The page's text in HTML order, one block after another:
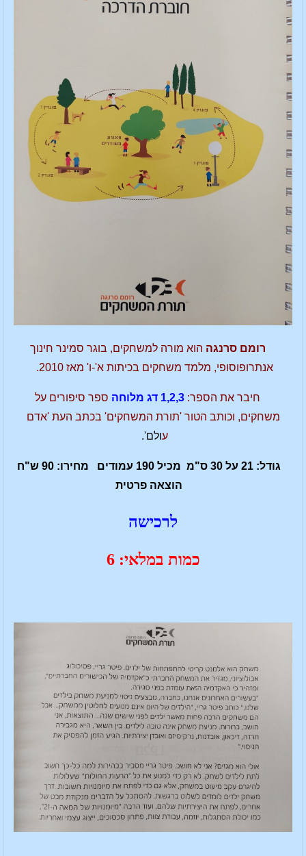
רומם סרנגה הוא מורה למשחקים, בוגר סמינר חינוך
אנתרופוסופי, מלמד משחקים בכיתות א'-ו' מאז 2010.
חיבר את הספר: 1,2,3 דג מלוחה
ספר סיפורים על
משחקים, וכותב הטור 'תורת המשחקים' בכתב העת 'אדם
עולם'.
גודל: 21 על 30 ס"מ מכיל 190 עמודים מחירו: 90 ש"ח
הוצאה פרטית
לרכישה
כמות במלאי: 6